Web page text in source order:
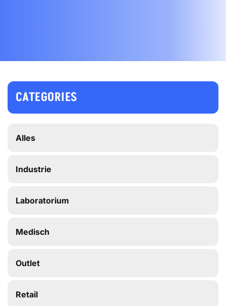
CATEGORIES
Alles
Industrie
Laboratorium
Medisch
Outlet
Retail